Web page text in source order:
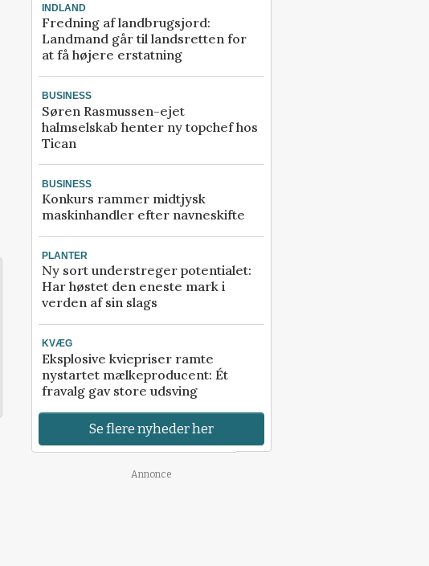
INDLAND
Fredning af landbrugsjord:
Landmand går til landsretten for
at få højere erstatning
BUSINESS
Søren Rasmussen-ejet
halmselskab henter ny topchef hos
Tican
BUSINESS
Konkurs rammer midtjysk
maskinhandler efter navneskifte
PLANTER
Ny sort understreger potentialet:
Har høstet den eneste mark i
verden af sin slags
KVÆG
Eksplosive kviepriser ramte
nystartet mælkeproducent: Ét
fravalg gav store udsving
Se flere nyheder her
Annonce